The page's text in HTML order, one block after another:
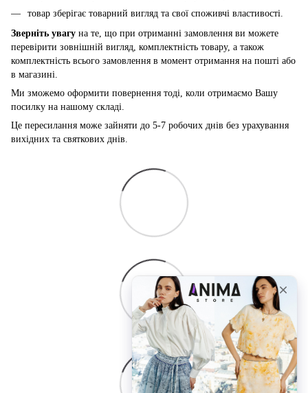
товар зберігає товарний вигляд та свої споживчі властивості.
Зверніть увагу на те, що при отриманні замовлення ви можете
перевірити зовнішній вигляд, комплектність товару, а також
комплектність всього замовлення в момент отримання на пошті або
в магазині.
Ми зможемо оформити повернення тоді, коли отримаємо Вашу
посилку на нашому складі.
Це пересилання може зайняти до 5-7 робочих днів без урахування
вихідних та святкових днів.